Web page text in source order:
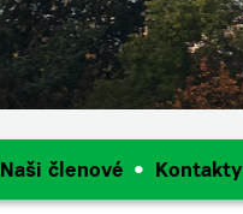
Naši členové Kontakty